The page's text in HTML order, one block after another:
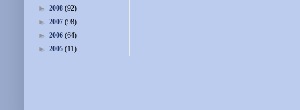
► 2008 (92)
► 2007 (98)
► 2006 (64)
► 2005 (11)